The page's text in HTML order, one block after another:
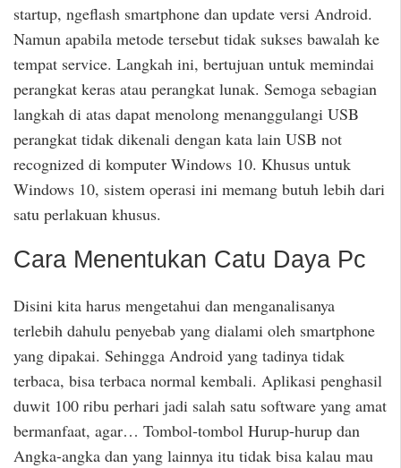
startup, ngeflash smartphone dan update versi Android.
Namun apabila metode tersebut tidak sukses bawalah ke
tempat service. Langkah ini, bertujuan untuk memindai
perangkat keras atau perangkat lunak. Semoga sebagian
langkah di atas dapat menolong menanggulangi USB
perangkat tidak dikenali dengan kata lain USB not
recognized di komputer Windows 10. Khusus untuk
Windows 10, sistem operasi ini memang butuh lebih dari
satu perlakuan khusus.
Cara Menentukan Catu Daya Pc
Disini kita harus mengetahui dan menganalisanya
terlebih dahulu penyebab yang dialami oleh smartphone
yang dipakai. Sehingga Android yang tadinya tidak
terbaca, bisa terbaca normal kembali. Aplikasi penghasil
duwit 100 ribu perhari jadi salah satu software yang amat
bermanfaat, agar… Tombol-tombol Hurup-hurup dan
Angka-angka dan yang lainnya itu tidak bisa kalau mau